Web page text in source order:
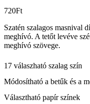
720Ft
Szatén szalagos masnival
meghívó. A tetőt levéve
meghívó szövege.
17 válaszható szalag szín
Módosítható a betűk és a
Választható papír színek